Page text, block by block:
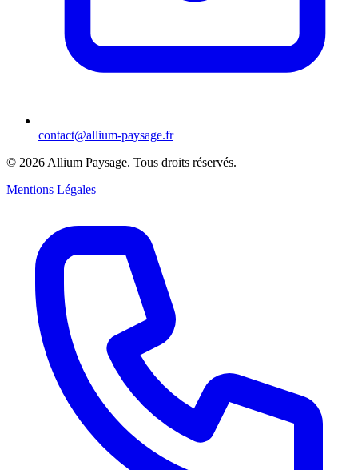
contact@allium-paysage.fr
© 2026 Allium Paysage. Tous droits réservés.
Mentions Légales